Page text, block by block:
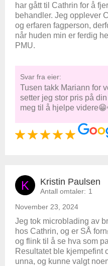
har gått til Cathrin for å
behandler. Jeg opplever
og erfaren fagperson,
når huden min er ferdig
PMU.
Svar fra eier:
Tusen takk Mariann for
setter jeg stor pris på
meg til å hjelpe
K Kristin Paulsen
Antall omtaler: 1
November 23, 2024
Jeg tok microblading av
hos Cathrin, og er SÅ
og flink til å se hva som
Resultatet ble kjempefint
unna, og kunne valgt